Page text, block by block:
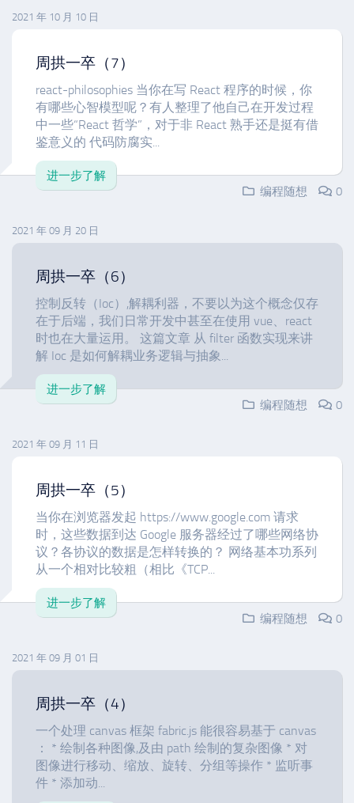
2021 年 10 月 10 日
周拱一卒（7）
react-philosophies 当你在写 React 程序的时候，你
有哪些心智模型呢？有人整理了他自己在开发过程
中一些“React 哲学”，对于非 React 熟手还是挺有借
鉴意义的 代码防腐实...
进一步了解
编程随想
0
2021 年 09 月 20 日
周拱一卒（6）
控制反转（Ioc）,解耦利器，不要以为这个概念仅存
在于后端，我们日常开发中甚至在使用 vue、react
时也在大量运用。 这篇文章 从 filter 函数实现来讲
解 Ioc 是如何解耦业务逻辑与抽象...
进一步了解
编程随想
0
2021 年 09 月 11 日
周拱一卒（5）
当你在浏览器发起 https://www.google.com 请求
时，这些数据到达 Google 服务器经过了哪些网络协
议？各协议的数据是怎样转换的？ 网络基本功系列
从一个相对比较粗（相比《TCP...
进一步了解
编程随想
0
2021 年 09 月 01 日
周拱一卒（4）
一个处理 canvas 框架 fabric.js 能很容易基于 canvas
： * 绘制各种图像,及由 path 绘制的复杂图像 * 对
图像进行移动、缩放、旋转、分组等操作 * 监听事
件 * 添加动...